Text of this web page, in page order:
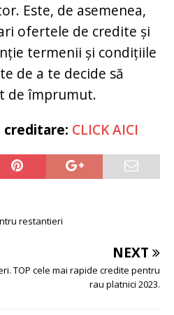
Este, de asemenea,
ofertele de credite și
termenii și condițiile
de a te decide să
de împrumut.
creditare: CLICK AICI
restantieri
NEXT
TOP cele mai rapide credite pentru
rau platnici 2023.